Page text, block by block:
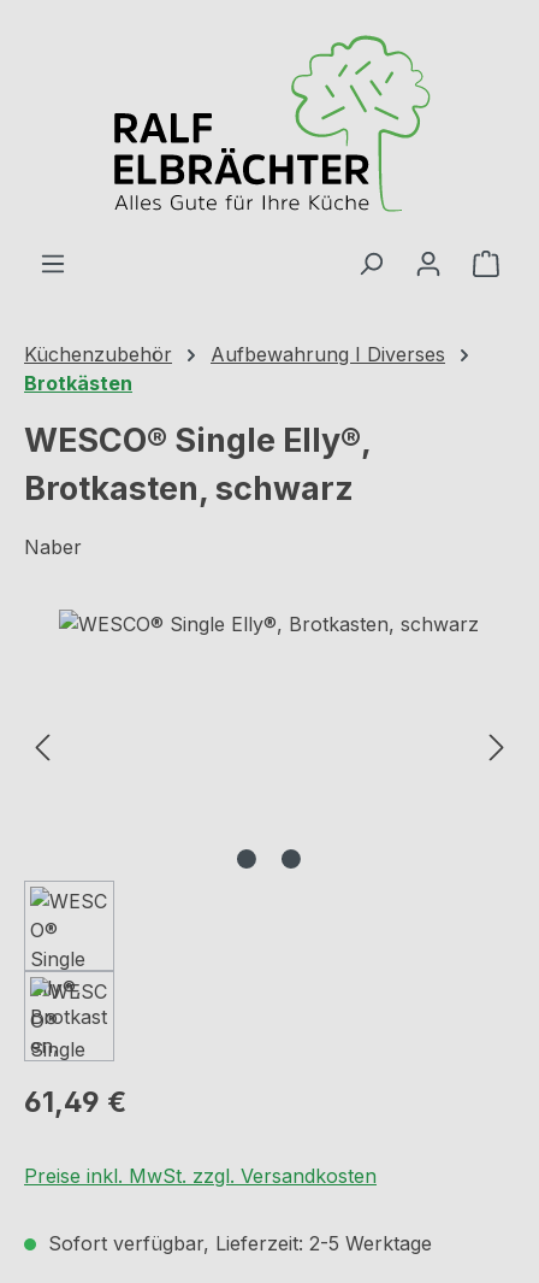
Küchenzubehör
Aufbewahrung I Diverses
Brotkästen
WESCO® Single Elly®,
Brotkasten, schwarz
Naber
Bildergalerie überspringen
Regulärer Preis:
61,49 €
Preise inkl. MwSt. zzgl. Versandkosten
Sofort verfügbar, Lieferzeit: 2-5 Werktage